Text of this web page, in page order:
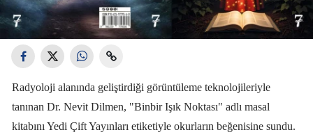
Radyoloji alanında geliştirdiği görüntüleme teknolojileriyle
tanınan Dr. Nevit Dilmen, "Binbir Işık Noktası" adlı masal
kitabını Yedi Çift Yayınları etiketiyle okurların beğenisine sundu.